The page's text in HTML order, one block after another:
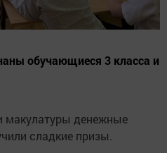
обучающиеся 3 класса и
макулатуры денежные
сладкие призы.